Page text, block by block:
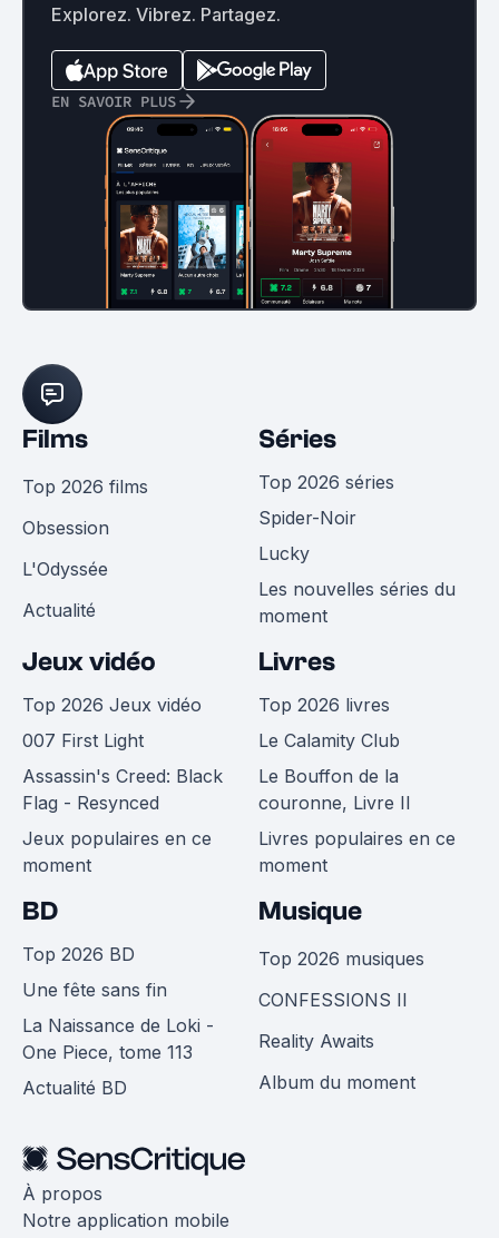
Explorez. Vibrez. Partagez.
EN SAVOIR PLUS
Films
Top 2026 films
Obsession
L'Odyssée
Actualité
Séries
Top 2026 séries
Spider-Noir
Lucky
Les nouvelles séries du
moment
Jeux vidéo
Top 2026 Jeux vidéo
007 First Light
Assassin's Creed: Black
Flag - Resynced
Jeux populaires en ce
moment
Livres
Top 2026 livres
Le Calamity Club
Le Bouffon de la
couronne, Livre II
Livres populaires en ce
moment
BD
Top 2026 BD
Une fête sans fin
La Naissance de Loki -
One Piece, tome 113
Actualité BD
Musique
Top 2026 musiques
CONFESSIONS II
Reality Awaits
Album du moment
À propos
Notre application mobile